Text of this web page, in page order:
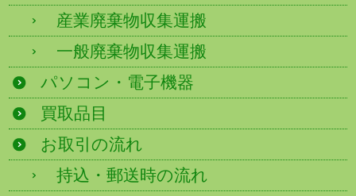
産業廃棄物収集運搬
一般廃棄物収集運搬
パソコン・電子機器
買取品目
お取引の流れ
持込・郵送時の流れ